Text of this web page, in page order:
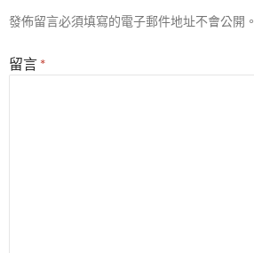
發佈留言必須填寫的電子郵件地址不會公開。
留言 *